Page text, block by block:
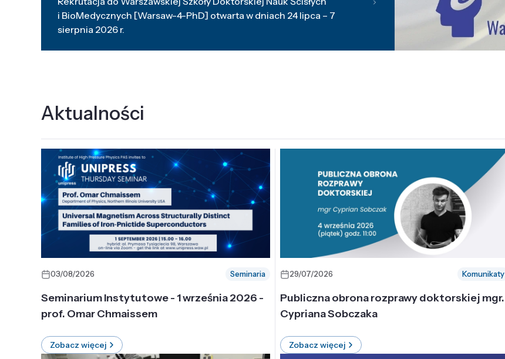
i BioMedycznych [Warsaw-4-PhD] otwarta w dniach 24 lipca – 7
sierpnia 2026 r.
Aktualności
03/08/2026 Seminaria
Seminarium Instytutowe - 1 września 2026 -
prof. Omar Chmaissem
Zobacz więcej
29/07/2026 Komunikaty
Publiczna obrona rozprawy doktorskiej mgr.
Cypriana Sobczaka
Zobacz więcej